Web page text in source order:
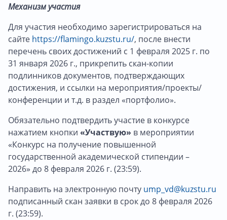
Механизм участия
Для участия необходимо зарегистрироваться на
сайте https://flamingo.kuzstu.ru/, после внести
перечень своих достижений с 1 февраля 2025 г. по
31 января 2026 г., прикрепить скан-копии
подлинников документов, подтверждающих
достижения, и ссылки на мероприятия/проекты/
конференции и т.д. в раздел «портфолио».
Обязательно подтвердить участие в конкурсе
нажатием кнопки «Участвую» в мероприятии
«Конкурс на получение повышенной
государственной академической стипендии –
2026» до 8 февраля 2026 г. (23:59).
Направить на электронную почту ump_vd@kuzstu.ru
подписанный скан заявки в срок до 8 февраля 2026
г. (23:59).